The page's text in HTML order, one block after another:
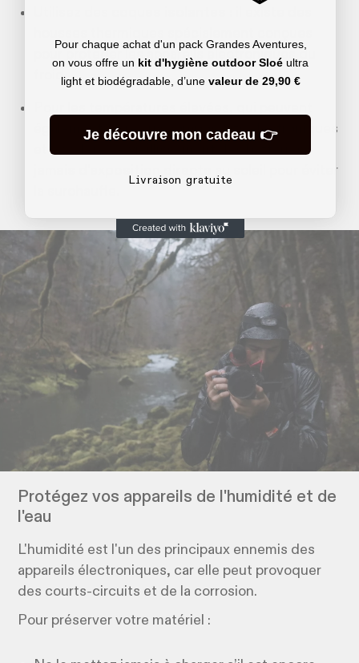
pour protéger les appareils électroniques du
froid. ​
également nuire aux composants électroniques
et accélérer le vieillissement des batteries :
au soleil pour éviter
Protégez vos appareils de l'humidité et de
l'eau
L'humidité est l'un des principaux ennemis des
appareils électroniques, car elle peut provoquer
des courts-circuits et de la corrosion.
Pour préserver votre matériel :​
Pour chaque achat d'un pack Grandes Aventures,
on vous offre un kit d'hygiène outdoor Sloé ultra
light et biodégradable, d’une valeur de 29,90 €
Je découvre mon cadeau 👉
Livraison gratuite